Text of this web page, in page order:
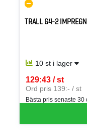
TRALL G4-2
10 st i lager
129:43 / st
SEK per ST
Ord pris 139:- / st
Bästa pris senaste 30